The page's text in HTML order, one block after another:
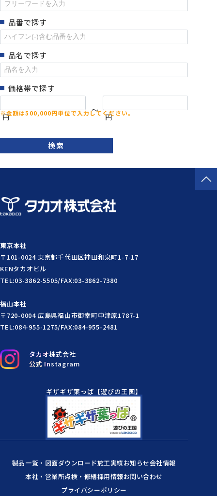
品番で探す
品名で探す
価格帯で探す
円
～
円
検索
タカオ株式会社
公式 Instagram
東京本社
〒101-0024 東京都千代田区神田和泉町1-7-17
KENタカオビル
TEL:03-3862-5505/FAX:03-3862-7380
福山本社
〒720-0004 広島県福山市御幸町中津原1787-1
TEL:084-955-1275/FAX:084-955-2481
ギザギザ葉っぱ【遊びの王国】
製品一覧・図面ダウンロード施工実績お知らせ会社情報
本社・営業所点検・修繕採用情報お問い合わせ
プライバシーポリシー